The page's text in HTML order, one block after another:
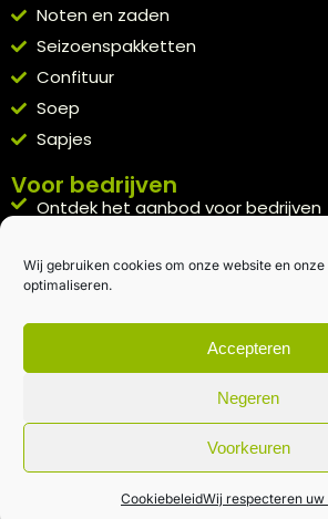
Wij gebruiken cookies om onze website en
optimaliseren.
Accepteren
Negeren
Voorkeuren
CookiebeleidWij respecteren
Noten en zaden
Seizoenspakketten
Confituur
Soep
Sapjes
Voor bedrijven
Ontdek het aanbod voor bedrijven
Kennismakingspakket aanvragen
Blijft op de hoogte
Rechtstreeks van het veld naar je inbox.
Inschrijven nieuwsbrief
Algemene voorwaarden|Privacybeleid|
creativitijd